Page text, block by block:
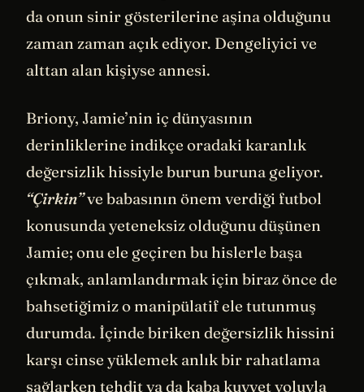
da onun sinir gösterilerine aşina olduğunu
zaman zaman açık ediyor. Dengeliyici ve
alttan alan kişiyse annesi.
Briony, Jamie’nin iç dünyasının
derinliklerine indikçe oradaki karanlık
değersizlik hissiyle burun buruna geliyor.
“Çirkin”ve babasının önem verdiği futbol
konusunda yeteneksiz olduğunu düşünen
Jamie; onu ele geçiren bu hislerle başa
çıkmak, anlamlandırmak için biraz önce de
bahsetiğimiz o manipülatif ele tutunmuş
durumda. İçinde biriken değersizlik hissini
karşı cinse yüklemek anlık bir rahatlama
sağlarken tehdit ya da kaba kuvvet yoluyla